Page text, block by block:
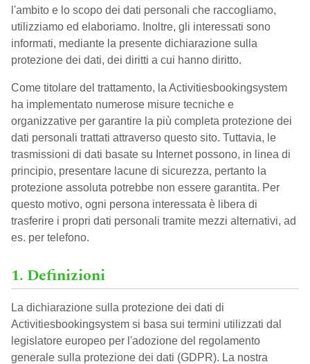
l'ambito e lo scopo dei dati personali che raccogliamo,
utilizziamo ed elaboriamo. Inoltre, gli interessati sono
informati, mediante la presente dichiarazione sulla
protezione dei dati, dei diritti a cui hanno diritto.
Come titolare del trattamento, la Activitiesbookingsystem
ha implementato numerose misure tecniche e
organizzative per garantire la più completa protezione dei
dati personali trattati attraverso questo sito. Tuttavia, le
trasmissioni di dati basate su Internet possono, in linea di
principio, presentare lacune di sicurezza, pertanto la
protezione assoluta potrebbe non essere garantita. Per
questo motivo, ogni persona interessata è libera di
trasferire i propri dati personali tramite mezzi alternativi, ad
es. per telefono.
1. Definizioni
La dichiarazione sulla protezione dei dati di
Activitiesbookingsystem si basa sui termini utilizzati dal
legislatore europeo per l'adozione del regolamento
generale sulla protezione dei dati (GDPR). La nostra